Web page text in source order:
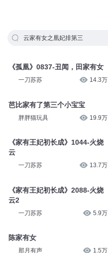
云家有女之凰妃排第三
《孤凰》0837-丑闻，田家有女
一刀苏苏 14.3万
芭比家有了第三个小宝宝
胖胖猫玩具 19.9万
《家有王妃初长成》1044-火烧
云
一刀苏苏 13.7万
《家有王妃初长成》2088-火烧
云2
一刀苏苏 5.9万
陈家有女
那月有声 1.5万